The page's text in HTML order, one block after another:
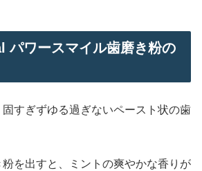
パワースマイル歯磨き粉の
すぎずゆる過ぎないペースト状の歯
を出すと、ミントの爽やかな香りが